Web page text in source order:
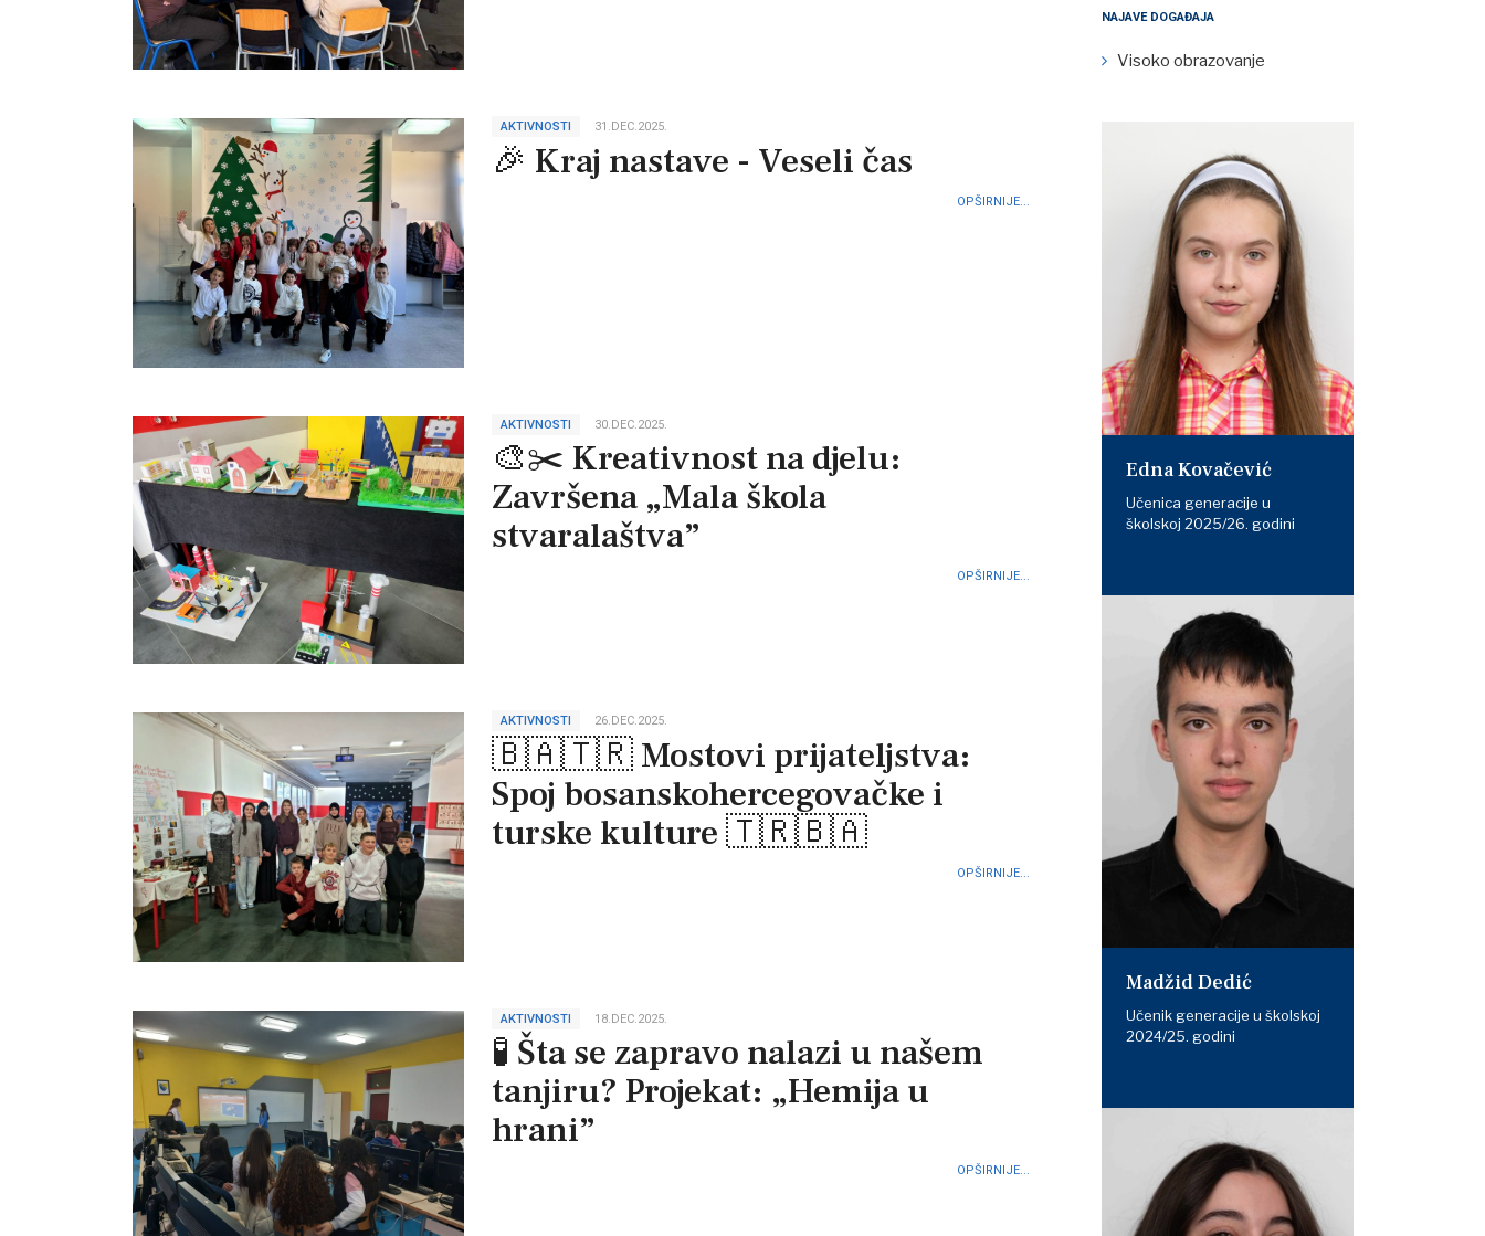
AKTIVNOSTI 31.DEC.2025.
🎉 Kraj nastave - Veseli čas
OPŠIRNIJE...
AKTIVNOSTI 30.DEC.2025.
🎨✂️ Kreativnost na djelu:
Završena „Mala škola
stvaralaštva”
OPŠIRNIJE...
AKTIVNOSTI 26.DEC.2025.
​🇧🇦🇹🇷 Mostovi prijateljstva:
Spoj bosanskohercegovačke i
turske kulture 🇹🇷🇧🇦
OPŠIRNIJE...
AKTIVNOSTI 18.DEC.2025.
🧪 Šta se zapravo nalazi u našem
tanjiru? Projekat: „Hemija u
hrani”
OPŠIRNIJE...
NAJAVE DOGAĐAJA
Visoko obrazovanje
Edna Kovačević
Učenica generacije u
školskoj 2025/26. godini
Madžid Dedić
Učenik generacije u školskoj
2024/25. godini